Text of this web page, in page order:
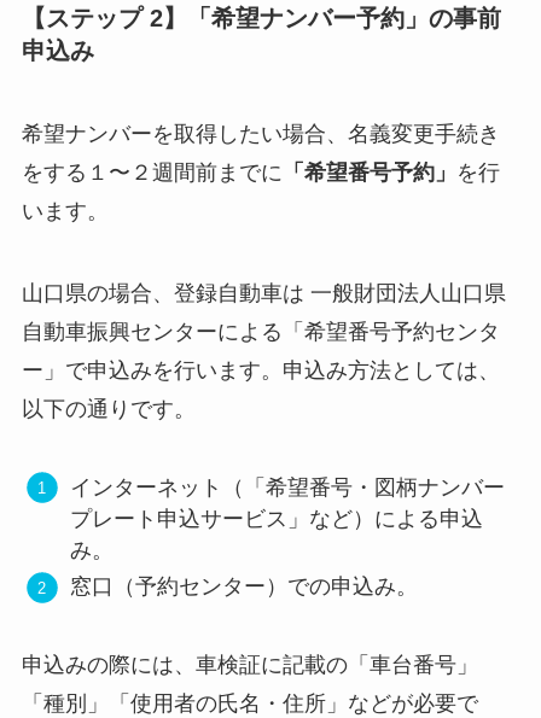
【ステップ 2】「希望ナンバー予約」の事前
申込み
希望ナンバーを取得したい場合、名義変更手続き
をする１〜２週間前までに 「希望番号予約」 を行
います。
山口県の場合、登録自動車は 一般財団法人山口県
自動車振興センターによる「希望番号予約センタ
ー」で申込みを行います。申込み方法としては、
以下の通りです。
インターネット（「希望番号・図柄ナンバー
プレート申込サービス」など）による申込
み。
窓口（予約センター）での申込み。
申込みの際には、車検証に記載の「車台番号」
「種別」「使用者の氏名・住所」などが必要で